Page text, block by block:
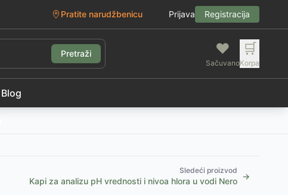
Pratite narudžbenicu Prijava Registracija
Pretraži ❤️
Sačuvano
🛒
Korpa
Blog
Sledeći proizvod
Kapi za analizu pH vrednosti i nivoa hlora u vodi Nero →